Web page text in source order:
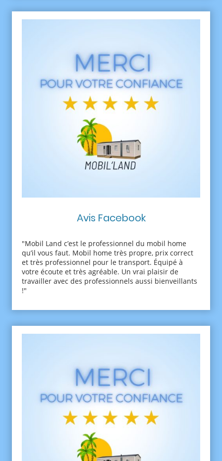
Avis Facebook
"Mobil Land c’est le professionnel du mobil home
qu’il vous faut. Mobil home très propre, prix correct
et très professionnel pour le transport. Équipé à
votre écoute et très agréable. Un vrai plaisir de
travailler avec des professionnels aussi bienveillants
!"